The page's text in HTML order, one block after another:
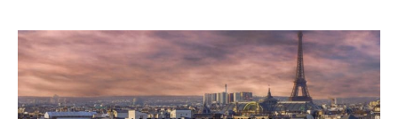
pour
louer
un
box
de